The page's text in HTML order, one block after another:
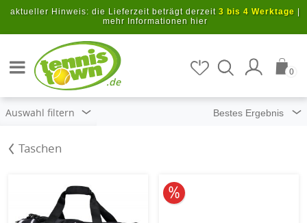
Zum Hauptinhalt springen
aktueller Hinweis: die Lieferzeit beträgt derzeit 3 bis 4 Werktage
mehr Informationen hier
.de
0
Auswahl filtern
Taschen
10% reduziert